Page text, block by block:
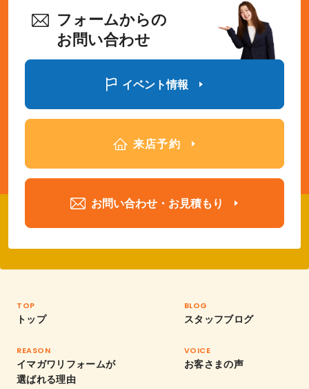
フォームからの
お問い合わせ
イベント情報
来店予約
お問い合わせ・お見積もり
TOP
トップ
REASON
イマガワリフォームが
選ばれる理由
BLOG
スタッフブログ
VOICE
お客さまの声